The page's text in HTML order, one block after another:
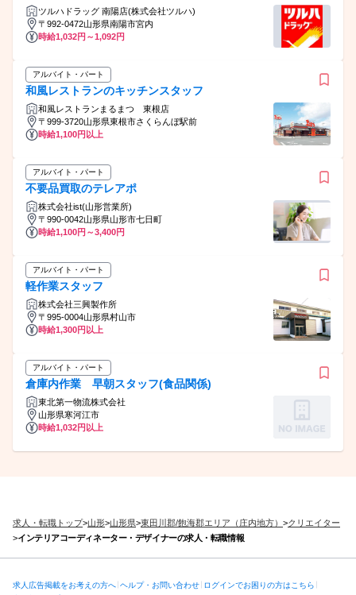
ツルハドラッグ 南陽店(株式会社ツルハ)
〒992-0472山形県南陽市宮内
時給1,032円～1,092円
アルバイト・パート
和風レストランのキッチンスタッフ
和風レストランまるまつ 東根店
〒999-3720山形県東根市さくらんぼ駅前
時給1,100円以上
アルバイト・パート
不要品買取のテレアポ
株式会社ist(山形営業所)
〒990-0042山形県山形市七日町
時給1,100円～3,400円
アルバイト・パート
軽作業スタッフ
株式会社三興製作所
〒995-0004山形県村山市
時給1,300円以上
アルバイト・パート
倉庫内作業 早朝スタッフ(食品関係)
東北第一物流株式会社
山形県寒河江市
時給1,032円以上
求人・転職トップ>山形>山形県>東田川郡/飽海郡エリア（庄内地方） >クリエイター
>インテリアコーディネーター・デザイナーの求人・転職情報
求人広告掲載をお考えの方へ ヘルプ・お問い合わせ ログインでお困りの方はこちら